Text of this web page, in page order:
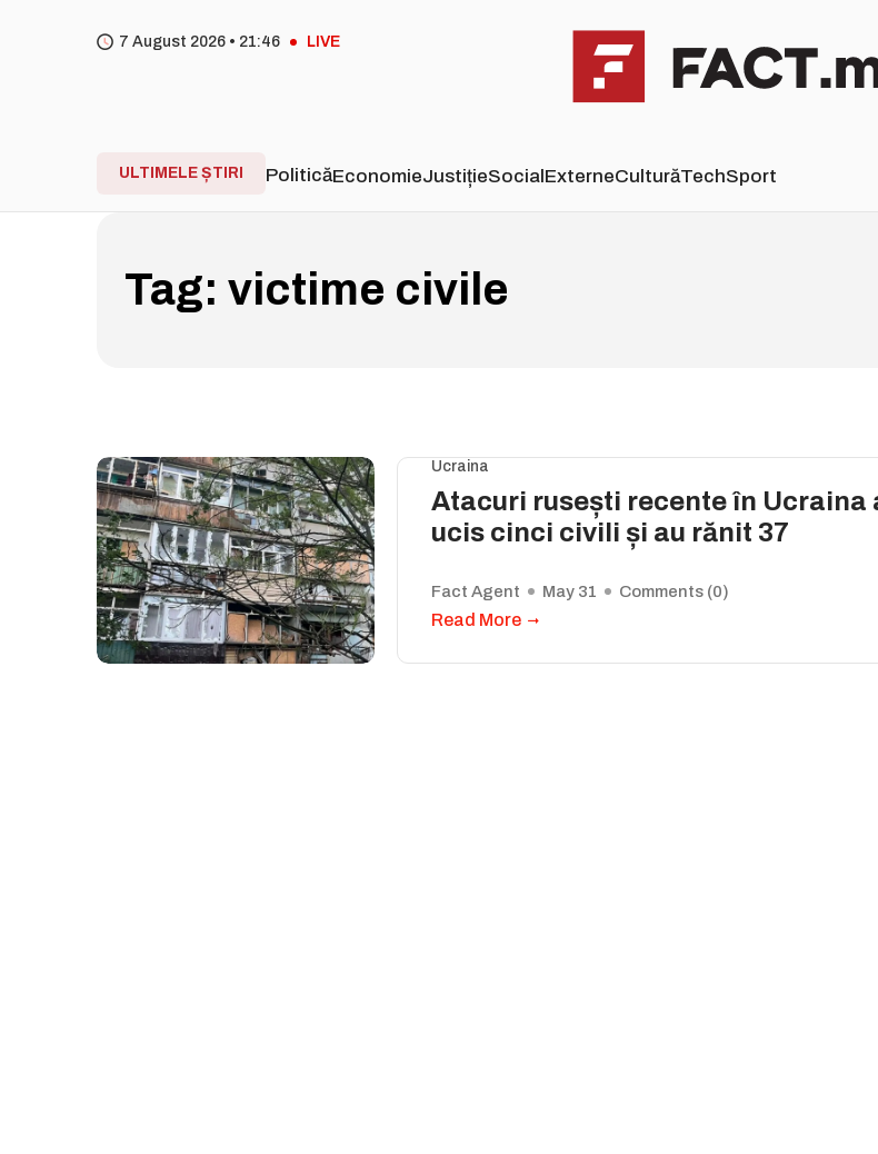
7 August 2026 • 21:46 LIVE
ULTIMELE ȘTIRI PoliticăEconomieJustițieSocialExterneCulturăTechSport
Tag: victime civile
Ucraina
Atacuri rusești recente în Ucraina
ucis cinci civili și au rănit 37
Fact Agent May 31 Comments (0)
Read More